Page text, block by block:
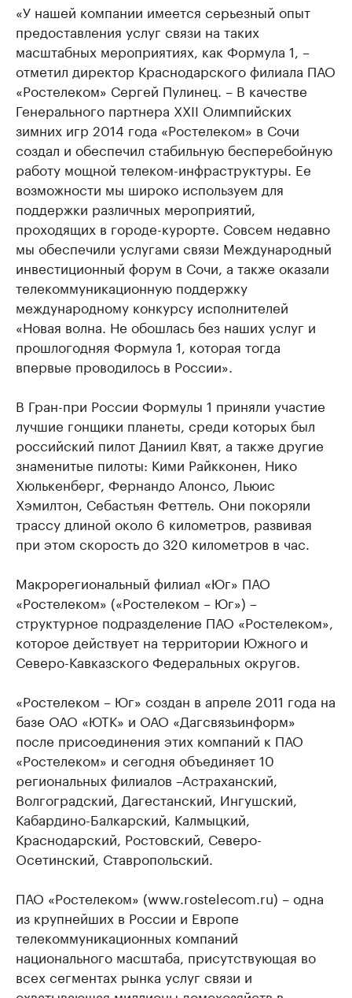
«У нашей компании имеется серьезный опыт
предоставления услуг связи на таких
масштабных мероприятиях, как Формула 1, –
отметил директор Краснодарского филиала ПАО
«Ростелеком» Сергей Пулинец. – В качестве
Генерального партнера XXII Олимпийских
зимних игр 2014 года «Ростелеком» в Сочи
создал и обеспечил стабильную бесперебойную
работу мощной телеком-инфраструктуры. Ее
возможности мы широко используем для
поддержки различных мероприятий,
проходящих в городе-курорте. Совсем недавно
мы обеспечили услугами связи Международный
инвестиционный форум в Сочи, а также оказали
телекоммуникационную поддержку
международному конкурсу исполнителей
«Новая волна. Не обошлась без наших услуг и
прошлогодняя Формула 1, которая тогда
впервые проводилось в России».
В Гран-при России Формулы 1 приняли участие
лучшие гонщики планеты, среди которых был
российский пилот Даниил Квят, а также другие
знаменитые пилоты: Кими Райкконен, Нико
Хюлькенберг, Фернандо Алонсо, Льюис
Хэмилтон, Себастьян Феттель. Они покоряли
трассу длиной около 6 километров, развивая
при этом скорость до 320 километров в час.
Макрорегиональный филиал «Юг» ПАО
«Ростелеком» («Ростелеком – Юг») –
структурное подразделение ПАО «Ростелеком»,
которое действует на территории Южного и
Северо-Кавказского Федеральных округов.
«Ростелеком – Юг» создан в апреле 2011 года на
базе ОАО «ЮТК» и ОАО «Дагсвязьинформ»
после присоединения этих компаний к ПАО
«Ростелеком» и сегодня объединяет 10
региональных филиалов –Астраханский,
Волгоградский, Дагестанский, Ингушский,
Кабардино-Балкарский, Калмыцкий,
Краснодарский, Ростовский, Северо-
Осетинский, Ставропольский.
ПАО «Ростелеком» (www.rostelecom.ru) – одна
из крупнейших в России и Европе
телекоммуникационных компаний
национального масштаба, присутствующая во
всех сегментах рынка услуг связи и